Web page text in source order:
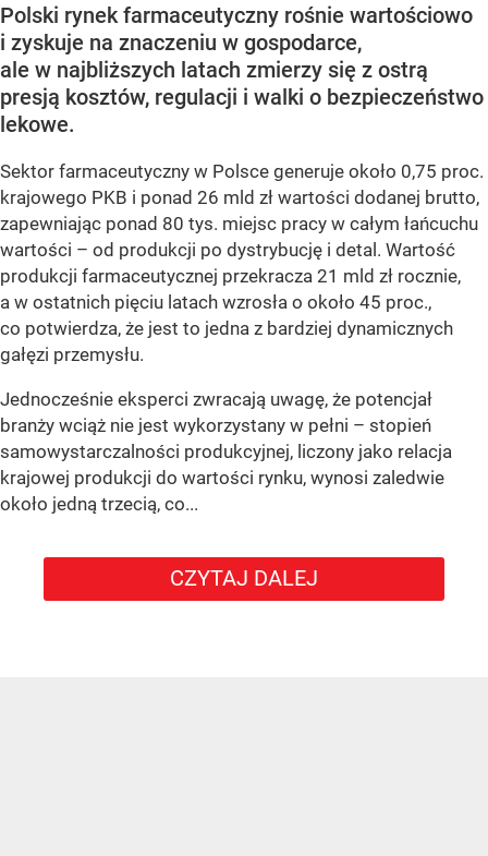
Polski rynek farmaceutyczny rośnie wartościowo
i zyskuje na znaczeniu w gospodarce,
ale w najbliższych latach zmierzy się z ostrą
presją kosztów, regulacji i walki o bezpieczeństwo
lekowe.
Sektor farmaceutyczny w Polsce generuje około 0,75 proc.
krajowego PKB i ponad 26 mld zł wartości dodanej brutto,
zapewniając ponad 80 tys. miejsc pracy w całym łańcuchu
wartości – od produkcji po dystrybucję i detal. Wartość
produkcji farmaceutycznej przekracza 21 mld zł rocznie,
a w ostatnich pięciu latach wzrosła o około 45 proc.,
co potwierdza, że jest to jedna z bardziej dynamicznych
gałęzi przemysłu.
Jednocześnie eksperci zwracają uwagę, że potencjał
branży wciąż nie jest wykorzystany w pełni – stopień
samowystarczalności produkcyjnej, liczony jako relacja
krajowej produkcji do wartości rynku, wynosi zaledwie
około jedną trzecią, co...
CZYTAJ DALEJ